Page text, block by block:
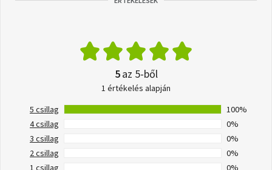
5az 5-ből
1 értékelés alapján
5 csillag
100%
4 csillag
0%
3 csillag
0%
2 csillag
0%
1 csillag
0%